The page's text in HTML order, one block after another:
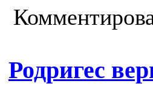
Родригес